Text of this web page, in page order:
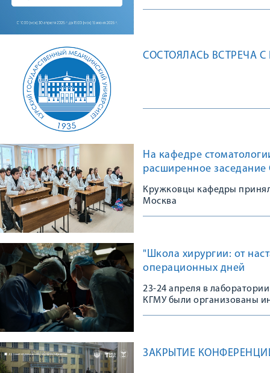
СОСТОЯЛАСЬ ВСТРЕЧА
На кафедре
расширенное заседание
Кружковцы кафедры
Москва
"Школа хирургии: от
операционных дней
23-24 апреля в
КГМУ были организованы
ЗАКРЫТИЕ